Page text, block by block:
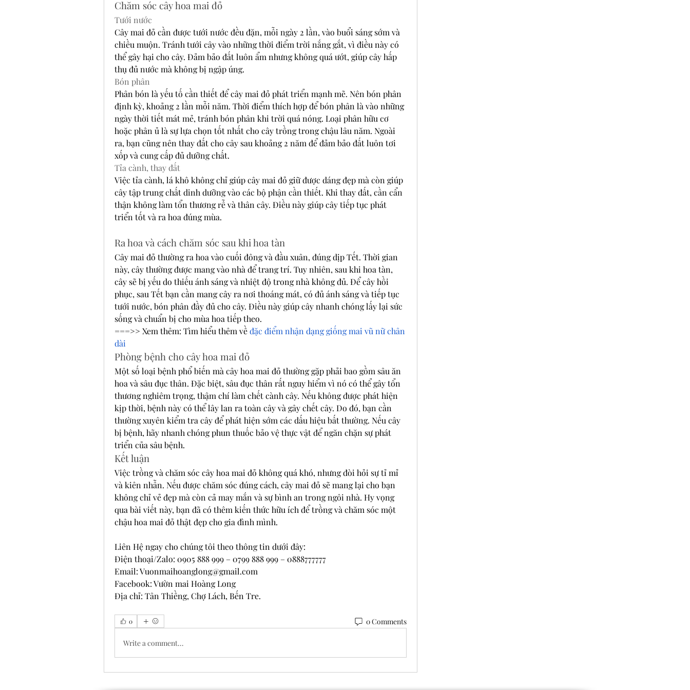
Chăm sóc cây hoa mai đỏ
Tưới nước
Cây mai đỏ cần được tưới nước đều đặn, mỗi ngày 2 lần, vào buổi sáng sớm và
chiều muộn. Tránh tưới cây vào những thời điểm trời nắng gắt, vì điều này có
thể gây hại cho cây. Đảm bảo đất luôn ẩm nhưng không quá ướt, giúp cây hấp
thụ đủ nước mà không bị ngập úng.
Bón phân
Phân bón là yếu tố cần thiết để cây mai đỏ phát triển mạnh mẽ. Nên bón phân
định kỳ, khoảng 2 lần mỗi năm. Thời điểm thích hợp để bón phân là vào những
ngày thời tiết mát mẻ, tránh bón phân khi trời quá nóng. Loại phân hữu cơ
hoặc phân ủ là sự lựa chọn tốt nhất cho cây trồng trong chậu lâu năm. Ngoài
ra, bạn cũng nên thay đất cho cây sau khoảng 2 năm để đảm bảo đất luôn tơi
xốp và cung cấp đủ dưỡng chất.
Tỉa cành, thay đất
Việc tỉa cành, lá khô không chỉ giúp cây mai đỏ giữ được dáng đẹp mà còn giúp
cây tập trung chất dinh dưỡng vào các bộ phận cần thiết. Khi thay đất, cần cẩn
thận không làm tổn thương rễ và thân cây. Điều này giúp cây tiếp tục phát
triển tốt và ra hoa đúng mùa.
Ra hoa và cách chăm sóc sau khi hoa tàn
Cây mai đỏ thường ra hoa vào cuối đông và đầu xuân, đúng dịp Tết. Thời gian
này, cây thường được mang vào nhà để trang trí. Tuy nhiên, sau khi hoa tàn,
cây sẽ bị yếu do thiếu ánh sáng và nhiệt độ trong nhà không đủ. Để cây hồi
phục, sau Tết bạn cần mang cây ra nơi thoáng mát, có đủ ánh sáng và tiếp tục
tưới nước, bón phân đầy đủ cho cây. Điều này giúp cây nhanh chóng lấy lại sức
sống và chuẩn bị cho mùa hoa tiếp theo.
===>> Xem thêm: Tìm hiểu thêm về đặc điểm nhận dạng giống mai vũ nữ chân
dài
Phòng bệnh cho cây hoa mai đỏ
Một số loại bệnh phổ biến mà cây hoa mai đỏ thường gặp phải bao gồm sâu ăn
hoa và sâu đục thân. Đặc biệt, sâu đục thân rất nguy hiểm vì nó có thể gây tổn
thương nghiêm trọng, thậm chí làm chết cành cây. Nếu không được phát hiện
kịp thời, bệnh này có thể lây lan ra toàn cây và gây chết cây. Do đó, bạn cần
thường xuyên kiểm tra cây để phát hiện sớm các dấu hiệu bất thường. Nếu cây
bị bệnh, hãy nhanh chóng phun thuốc bảo vệ thực vật để ngăn chặn sự phát
triển của sâu bệnh.
Kết luận
Việc trồng và chăm sóc cây hoa mai đỏ không quá khó, nhưng đòi hỏi sự tỉ mỉ
và kiên nhẫn. Nếu được chăm sóc đúng cách, cây mai đỏ sẽ mang lại cho bạn
không chỉ vẻ đẹp mà còn cả may mắn và sự bình an trong ngôi nhà. Hy vọng
qua bài viết này, bạn đã có thêm kiến thức hữu ích để trồng và chăm sóc một
chậu hoa mai đỏ thật đẹp cho gia đình mình.
Liên Hệ ngay cho chúng tôi theo thông tin dưới đây:
Điện thoại/Zalo: 0905 888 999 – 0799 888 999 – 0888777777
Email: Vuonmaihoanglong@gmail.com
Facebook: Vườn mai Hoàng Long
Địa chỉ: Tân Thiềng, Chợ Lách, Bến Tre.
0 0 Comments
Write a comment...